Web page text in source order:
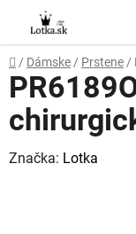
obsah
Domov
/ Dámske / Prstene /
Značka: Lotka